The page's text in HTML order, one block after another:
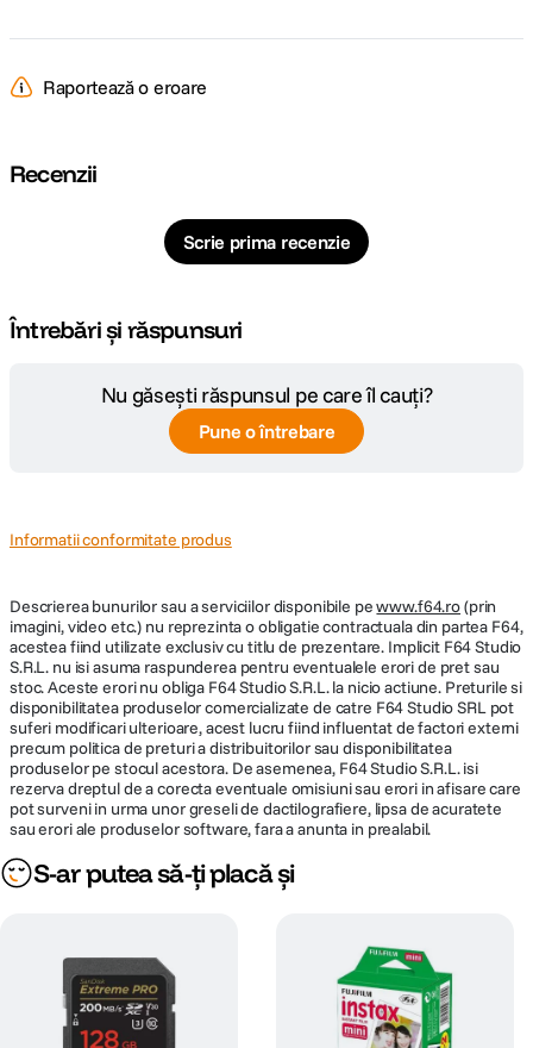
Raportează o eroare
Recenzii
Scrie prima recenzie
Întrebări și răspunsuri
Nu găsești răspunsul pe care îl cauți?
Pune o întrebare
Informatii conformitate produs
Descrierea bunurilor sau a serviciilor disponibile pewww.f64.ro(prin
imagini, video etc.) nu reprezinta o obligatie contractuala din partea F64,
acestea fiind utilizate exclusiv cu titlu de prezentare. Implicit F64 Studio
S.R.L. nu isi asuma raspunderea pentru eventualele erori de pret sau
stoc. Aceste erori nu obliga F64 Studio S.R.L. la nicio actiune. Preturile si
disponibilitatea produselor comercializate de catre F64 Studio SRL pot
suferi modificari ulterioare, acest lucru fiind influentat de factori externi
precum politica de preturi a distribuitorilor sau disponibilitatea
produselor pe stocul acestora. De asemenea, F64 Studio S.R.L. isi
rezerva dreptul de a corecta eventuale omisiuni sau erori in afisare care
pot surveni in urma unor greseli de dactilografiere, lipsa de acuratete
sau erori ale produselor software, fara a anunta in prealabil.
S-ar putea să-ți placă și